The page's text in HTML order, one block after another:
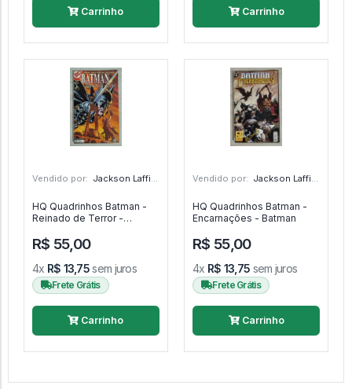
Carrinho Carrinho
Vendido por: Jackson Laffite - SP
HQ Quadrinhos Batman -
Reinado de Terror -
R$ 55,00
4x R$ 13,75sem juros
Frete Grátis
Carrinho
Vendido por: Jackson Laffite - SP
HQ Quadrinhos Batman -
Encarnações - Batman
R$ 55,00
4x R$ 13,75 sem juros
Frete Grátis
Carrinho